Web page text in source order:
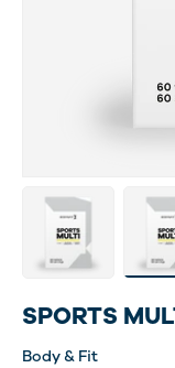
Bild 1 in Bild
SPORTS
Body & Fit